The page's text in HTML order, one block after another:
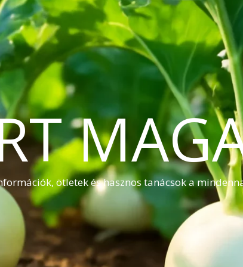
ötletek és hasznos tanácsok a